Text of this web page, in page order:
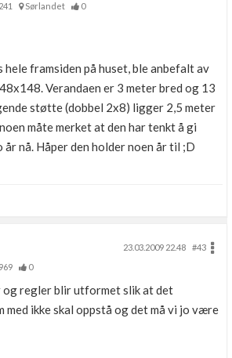
241
Sørlandet 0
hele framsiden på huset, ble anbefalt av
Verandaen er 3 meter bred og 13
støtte (dobbel 2x8) ligger 2,5 meter
måte merket at den har tenkt å gi
nå. Håper den holder noen år til ;D
23.03.2009 22.48
#43
969
0
og regler blir utformet slik at det
med ikke skal oppstå og det må vi jo være